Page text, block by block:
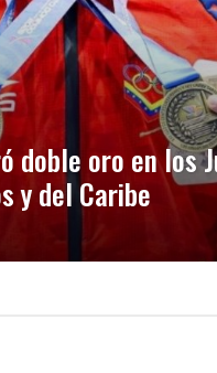
doble oro en los
y del Caribe